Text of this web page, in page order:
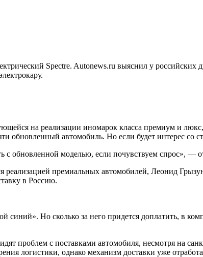
Spectre. Autonews.ru выяснил у российских
на реализации иномарок класса премиум и
обновленный автомобиль. Но если будет интерес со
обновленной моделью, если почувствуем спрос», —
реализацией премиальных автомобилей, Леонид
в Россию.
синий». Но сколько за него придется доплатить, в
проблем с поставками автомобиля, несмотря на
логистики, однако механизм доставки уже